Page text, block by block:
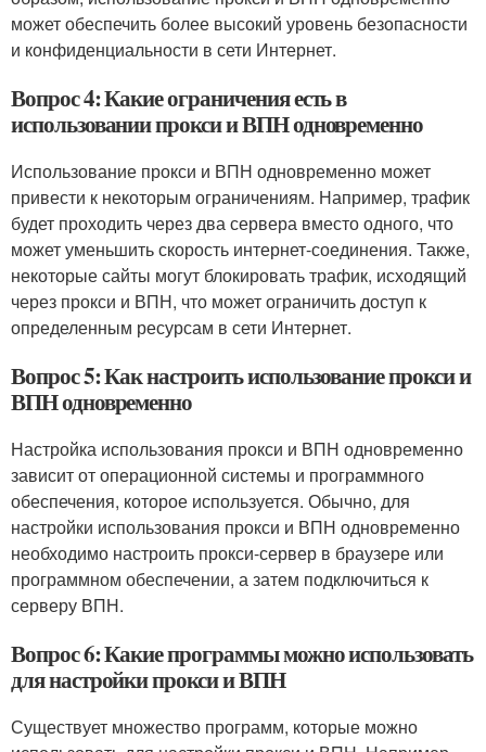
может обеспечить более высокий уровень безопасности
и конфиденциальности в сети Интернет.
Вопрос 4: Какие ограничения есть в
использовании прокси и ВПН одновременно
Использование прокси и ВПН одновременно может
привести к некоторым ограничениям. Например, трафик
будет проходить через два сервера вместо одного, что
может уменьшить скорость интернет-соединения. Также,
некоторые сайты могут блокировать трафик, исходящий
через прокси и ВПН, что может ограничить доступ к
определенным ресурсам в сети Интернет.
Вопрос 5: Как настроить использование прокси и
ВПН одновременно
Настройка использования прокси и ВПН одновременно
зависит от операционной системы и программного
обеспечения, которое используется. Обычно, для
настройки использования прокси и ВПН одновременно
необходимо настроить прокси-сервер в браузере или
программном обеспечении, а затем подключиться к
серверу ВПН.
Вопрос 6: Какие программы можно использовать
для настройки прокси и ВПН
Существует множество программ, которые можно